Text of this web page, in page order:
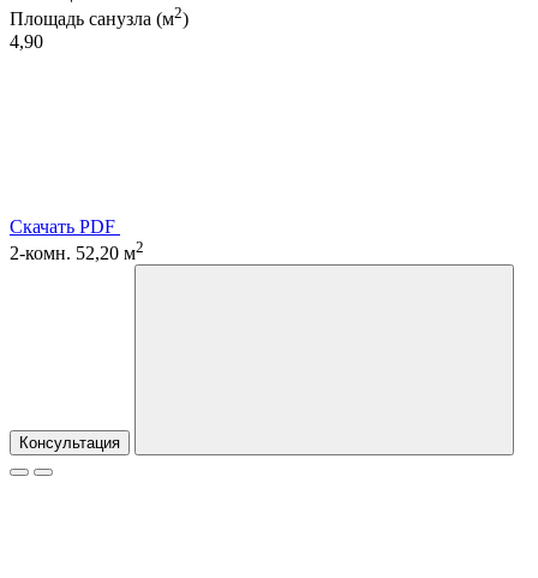
Площадь санузла (м2)
4,90
Скачать PDF
2-комн. 52,20 м2
Консультация